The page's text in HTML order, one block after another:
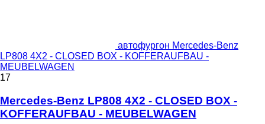
автофургон Mercedes-Benz
LP808 4X2 - CLOSED BOX - KOFFERAUFBAU -
MEUBELWAGEN
17
Mercedes-Benz LP808 4X2 - CLOSED BOX -
KOFFERAUFBAU - MEUBELWAGEN